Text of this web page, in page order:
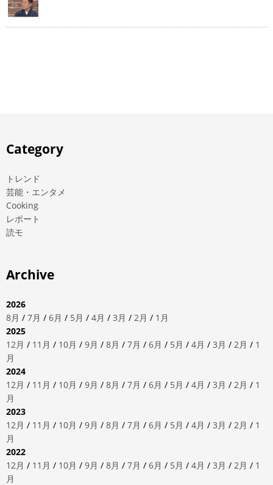
Category
トレンド
芸能・エンタメ
Cooking
レポート
読モ
Archive
2026
8月 / 7月 / 6月 / 5月 / 4月 / 3月 / 2月 / 1月
2025
12月 / 11月 / 10月 / 9月 / 8月 / 7月 / 6月 / 5月 / 4月 / 3月 / 2月 / 1
月
2024
12月 / 11月 / 10月 / 9月 / 8月 / 7月 / 6月 / 5月 / 4月 / 3月 / 2月 / 1
月
2023
12月 / 11月 / 10月 / 9月 / 8月 / 7月 / 6月 / 5月 / 4月 / 3月 / 2月 / 1
月
2022
12月 / 11月 / 10月 / 9月 / 8月 / 7月 / 6月 / 5月 / 4月 / 3月 / 2月 / 1
月